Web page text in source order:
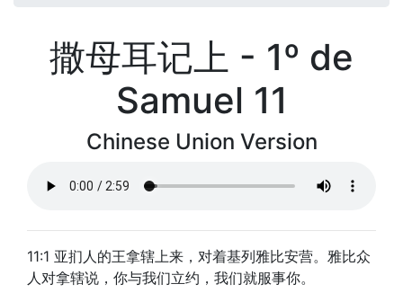
撒母耳记上 - 1º de
Samuel 11
Chinese Union Version
11:1 亚扪人的王拿辖上来，对着基列雅比安营。雅比众
人对拿辖说，你与我们立约，我们就服事你。